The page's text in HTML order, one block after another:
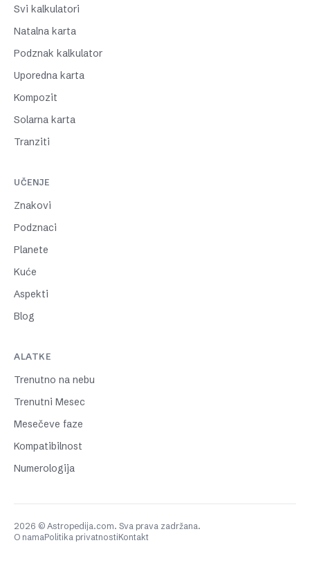
Svi kalkulatori
Natalna karta
Podznak kalkulator
Uporedna karta
Kompozit
Solarna karta
Tranziti
UČENJE
Znakovi
Podznaci
Planete
Kuće
Aspekti
Blog
ALATKE
Trenutno na nebu
Trenutni Mesec
Mesečeve faze
Kompatibilnost
Numerologija
2026 © Astropedija.com. Sva prava zadržana.
O namaPolitika privatnostiKontakt